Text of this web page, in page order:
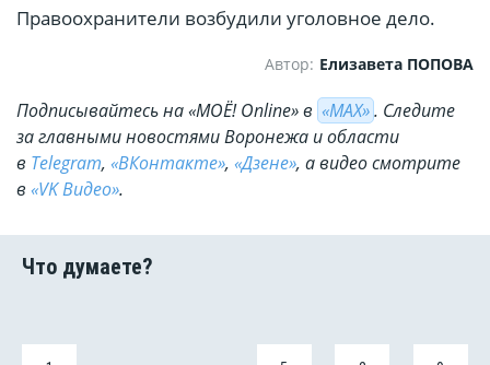
Правоохранители возбудили уголовное дело.
Автор: Елизавета ПОПОВА
Подписывайтесь на «МОЁ! Online» в «МАХ». Cледите
за главными новостями Воронежа и области
в Telegram, «ВКонтакте», «Дзене», а видео смотрите
в «VK Видео».